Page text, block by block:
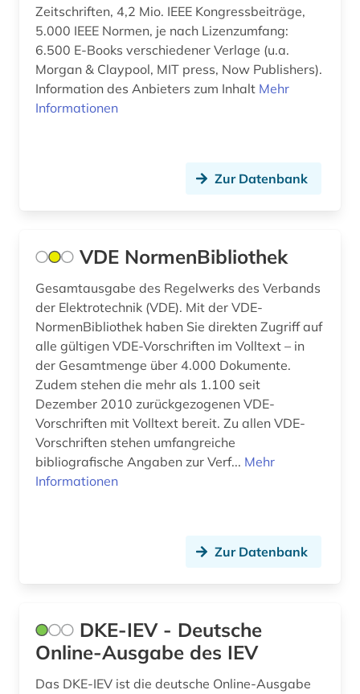
telekommunikation (1)
umweltwissenschaft (2)
verfahrenstechnik (1)
web (1)
werkstoffe (2)
wirtschaftsinformatik (1)
wörterbuch (2)
wörterbuch &lt (1)
zeitschrift (1)
zeitschriftenaufsatz (1)
Zeitschriften, 4,2 Mio. IEEE Kongressbeiträge,
5.000 IEEE Normen, je nach Lizenzumfang:
6.500 E-Books verschiedener Verlage (u.a.
Morgan & Claypool, MIT press, Now Publishers).
Information des Anbieters zum Inhalt Mehr
Informationen
Zur Datenbank
VDE NormenBibliothek
Gesamtausgabe des Regelwerks des Verbands
der Elektrotechnik (VDE). Mit der VDE-
NormenBibliothek haben Sie direkten Zugriff auf
alle gültigen VDE-Vorschriften im Volltext – in
der Gesamtmenge über 4.000 Dokumente.
Zudem stehen die mehr als 1.100 seit
Dezember 2010 zurückgezogenen VDE-
Vorschriften mit Volltext bereit. Zu allen VDE-
Vorschriften stehen umfangreiche
bibliografische Angaben zur Verf... Mehr
Informationen
Zur Datenbank
DKE-IEV - Deutsche
Online-Ausgabe des IEV
Das DKE-IEV ist die deutsche Online-Ausgabe